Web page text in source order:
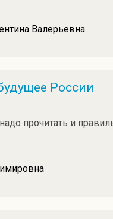
Валерьевна
России
прочитать и